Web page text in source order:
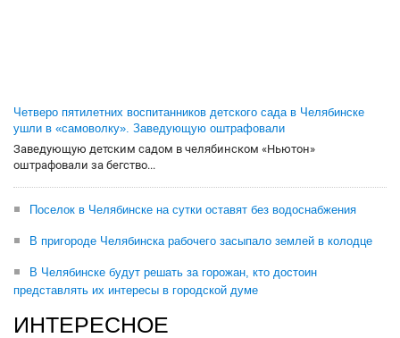
Четверо пятилетних воспитанников детского сада в Челябинске
ушли в «самоволку». Заведующую оштрафовали
Заведующую детским садом в челябинском «Ньютон»
оштрафовали за бегство...
Поселок в Челябинске на сутки оставят без водоснабжения
В пригороде Челябинска рабочего засыпало землей в колодце
В Челябинске будут решать за горожан, кто достоин
представлять их интересы в городской думе
ИНТЕРЕСНОЕ